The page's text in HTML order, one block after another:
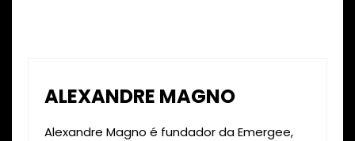
ALEXANDRE MAGNO
Alexandre Magno é fundador da Emergee,